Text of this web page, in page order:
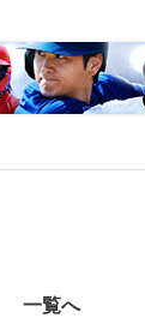
一覧へ